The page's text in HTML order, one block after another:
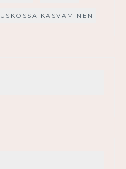
USKOSSA KASVAMINEN